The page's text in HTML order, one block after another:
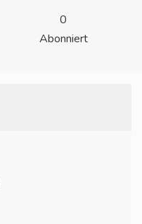
0
Abonniert